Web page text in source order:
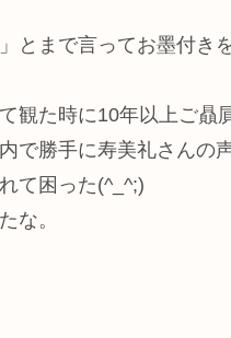
とまで言ってお墨付き
観た時に10年以上ご
で勝手に寿美礼さんの
て困った(^_^;)
な。